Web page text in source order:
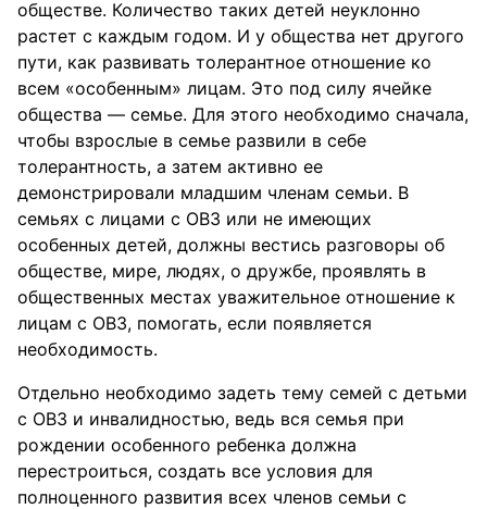
обществе. Количество таких детей неуклонно
растет с каждым годом. И у общества нет другого
пути, как развивать толерантное отношение ко
всем «особенным» лицам. Это под силу ячейке
общества — семье. Для этого необходимо сначала,
чтобы взрослые в семье развили в себе
толерантность, а затем активно ее
демонстрировали младшим членам семьи. В
семьях с лицами с ОВЗ или не имеющих
особенных детей, должны вестись разговоры об
обществе, мире, людях, о дружбе, проявлять в
общественных местах уважительное отношение к
лицам с ОВЗ, помогать, если появляется
необходимость.
Отдельно необходимо задеть тему семей с детьми
с ОВЗ и инвалидностью, ведь вся семья при
рождении особенного ребенка должна
перестроиться, создать все условия для
полноценного развития всех членов семьи с